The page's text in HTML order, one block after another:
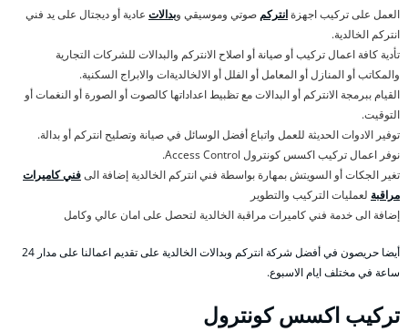
العمل على تركيب اجهزةانتركم صوتي وموسيقي وبدالات عادية أو ديجتال على يد فني
انتركم الخالدية.
تأدية كافة اعمال تركيب أو صيانة أو اصلاح الانتركم والبدالات للشركات التجارية
والمكاتب أو المنازل أو المعامل أو الفلل أو الالخالديةات والابراج السكنية.
القيام ببرمجة الانتركم أو البدالات مع تظبيط اعداداتها كالصوت أو الصورة أو النغمات أو
التوقيت.
توفير الادوات الحديثة للعمل واتباع أفضل الوسائل في صيانة وتصليح انتركم أو بدالة.
نوفر اعمال تركيب اكسس كونترول Access Control.
تغير الجكات أو السويتش بمهارة بواسطة فني انتركم الخالدية إضافة الىفني كاميرات
مراقبة لعمليات التركيب والتطوير
إضافة الى خدمة فني كاميرات مراقبة الخالدية لتحصل على امان عالي وكامل
أيضا حريصون في أفضل شركة انتركم وبدالات الخالدية على تقديم اعمالنا على مدار 24
ساعة في مختلف ايام الاسبوع.
تركيب اكسس كونترول